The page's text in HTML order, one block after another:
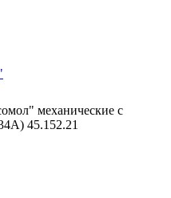
механические с
45.152.21